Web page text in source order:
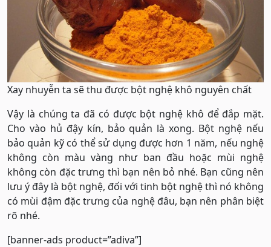
Xay nhuyễn ta sẽ thu được bột nghệ khô nguyên chất
Vậy là chúng ta đã có được bột nghệ khô để đắp mặt.
Cho vào hủ đậy kín, bảo quản là xong. Bột nghệ nếu
bảo quản kỹ có thể sử dụng được hơn 1 năm, nếu nghệ
không còn màu vàng như ban đầu hoặc mùi nghệ
không còn đặc trưng thì bạn nên bỏ nhé. Bạn cũng nên
lưu ý đây là bột nghệ, đối với tinh bột nghệ thì nó không
có mùi đậm đặc trưng của nghệ đâu, bạn nên phân biệt
rõ nhé.
[banner-ads product=”adiva”]